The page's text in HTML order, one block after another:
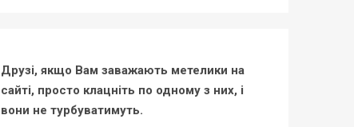
Друзі, якщо Вам заважають метелики на
сайті, просто клацніть по одному з них, і
вони не турбуватимуть.